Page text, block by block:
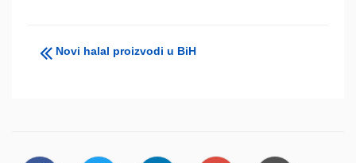
Novi halal proizvodi u BiH